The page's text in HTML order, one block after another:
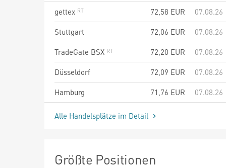
gettex
72,58 EUR
07.08.26
Stuttgart
72,06 EUR
07.08.26
TradeGate BSX
72,20 EUR
07.08.26
Düsseldorf
72,09 EUR
07.08.26
Hamburg
71,76 EUR 07.08.26
Alle Handelsplätze im Detail
Größte Positionen